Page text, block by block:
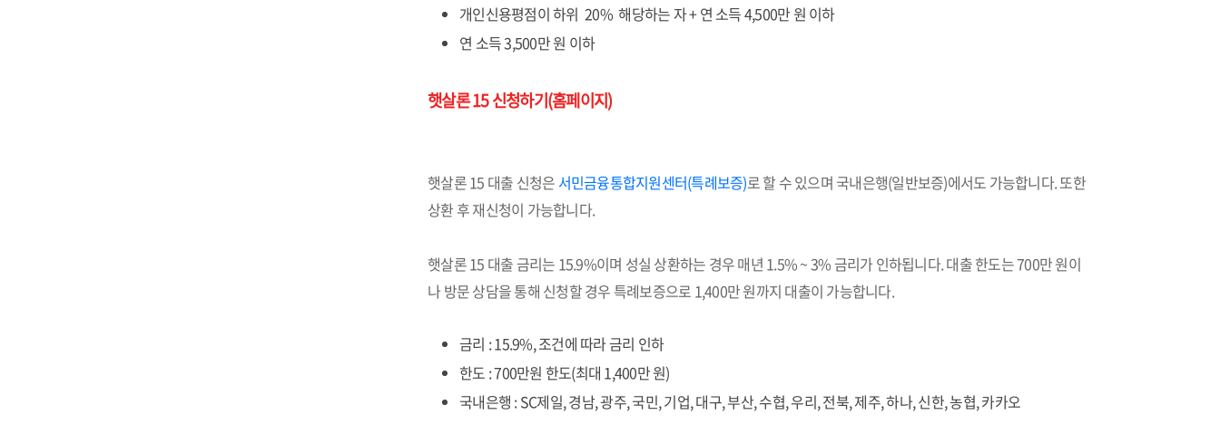
개인신용평점이 하위 20% 해당하는 자 + 연 소득 4,500만 원 이하
연 소득 3,500만 원 이하
햇살론 15 신청하기(홈페이지)
햇살론 15 대출 신청은 서민금융통합지원센터(특례보증)로 할 수 있으며 국내은행(일반보증)에서도 가능합니다. 또한
상환 후 재신청이 가능합니다.
햇살론 15 대출 금리는 15.9%이며 성실 상환하는 경우 매년 1.5% ~ 3% 금리가 인하됩니다. 대출 한도는 700만 원이
나 방문 상담을 통해 신청할 경우 특례보증으로 1,400만 원까지 대출이 가능합니다.
금리 : 15.9%, 조건에 따라 금리 인하
한도 : 700만원 한도(최대 1,400만 원)
국내은행 : SC제일, 경남, 광주, 국민, 기업, 대구, 부산, 수협, 우리, 전북, 제주, 하나, 신한, 농협, 카카오